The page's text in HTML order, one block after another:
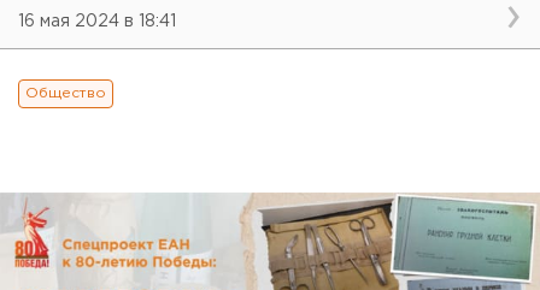
16 мая 2024 в 18:41
Общество